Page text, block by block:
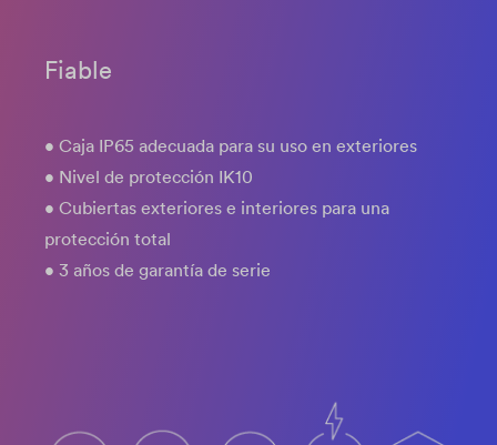
Fiable
• Caja IP65 adecuada para su uso en exteriores
• Nivel de protección IK10
• Cubiertas exteriores e interiores para una
protección total
• 3 años de garantía de serie